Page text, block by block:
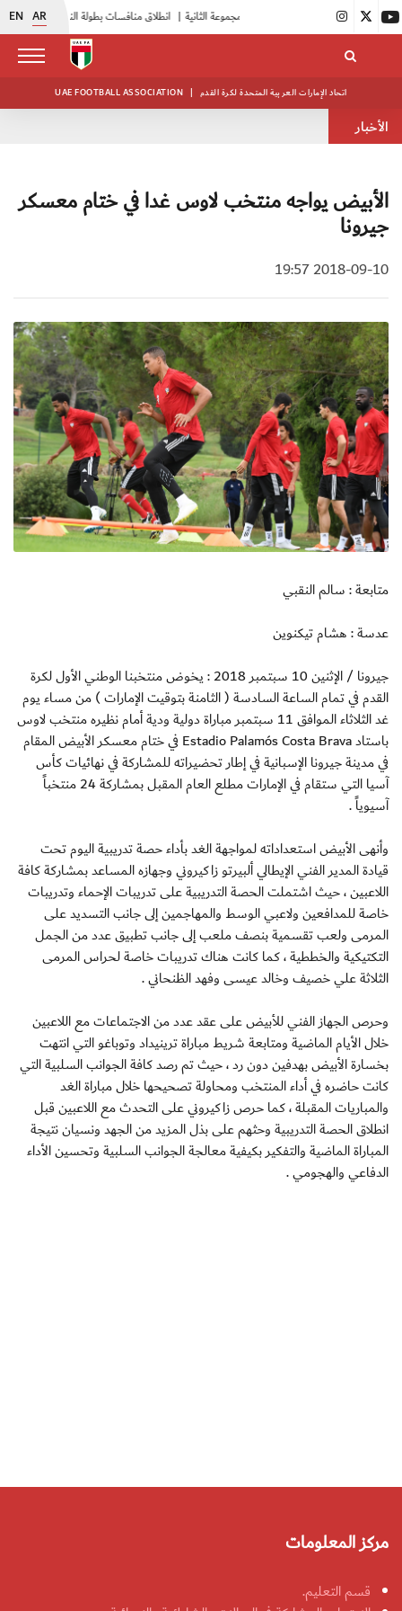
EN AR انطلاق منافسات بطولة النخبة لحرس الرئاسة | بدء فعاليات معسكر حكام المجموعة الثانية
UAE FOOTBALL ASSOCIATION | اتحاد الإمارات العربية المتحدة لكرة القدم
الأخبار
الأبيض يواجه منتخب لاوس غدا في ختام معسكر
جيرونا
2018-09-10 19:57
متابعة : سالم النقبي
عدسة : هشام تيكنوين
جيرونا / الإثنين 10 سبتمبر 2018 : يخوض منتخبنا الوطني الأول لكرة
القدم في تمام الساعة السادسة ( الثامنة بتوقيت الإمارات ) من مساء يوم
غد الثلاثاء الموافق 11 سبتمبر مباراة دولية ودية أمام نظيره منتخب لاوس
باستاد Estadio Palamós Costa Brava في ختام معسكر الأبيض المقام
في مدينة جيرونا الإسبانية في إطار تحضيراته للمشاركة في نهائيات كأس
آسيا التي ستقام في الإمارات مطلع العام المقبل بمشاركة 24 منتخباً
آسيوياً .
وأنهى الأبيض استعداداته لمواجهة الغد بأداء حصة تدريبية اليوم تحت
قيادة المدير الفني الإيطالي ألبيرتو زاكيروني وجهازه المساعد بمشاركة كافة
اللاعبين ، حيث اشتملت الحصة التدريبية على تدريبات الإحماء وتدريبات
خاصة للمدافعين ولاعبي الوسط والمهاجمين إلى جانب التسديد على
المرمى ولعب تقسمية بنصف ملعب إلى جانب تطبيق عدد من الجمل
التكتيكية والخططية ، كما كانت هناك تدريبات خاصة لحراس المرمى
الثلاثة علي خصيف وخالد عيسى وفهد الظنحاني .
وحرص الجهاز الفني للأبيض على عقد عدد من الاجتماعات مع اللاعبين
خلال الأيام الماضية ومتابعة شريط مباراة ترينيداد وتوباغو التي انتهت
بخسارة الأبيض بهدفين دون رد ، حيث تم رصد كافة الجوانب السلبية التي
كانت حاضره في أداء المنتخب ومحاولة تصحيحها خلال مباراة الغد
والمباريات المقبلة ، كما حرص زاكيروني على التحدث مع اللاعبين قبل
انطلاق الحصة التدريبية وحثهم على بذل المزيد من الجهد ونسيان نتيجة
المباراة الماضية والتفكير بكيفية معالجة الجوانب السلبية وتحسين الأداء
الدفاعي والهجومي .
مركز المعلومات
قسم التعليم.